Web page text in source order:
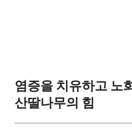
염증을 치유하고 노
산딸나무의 힘